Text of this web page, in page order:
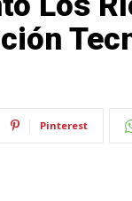
Pinterest